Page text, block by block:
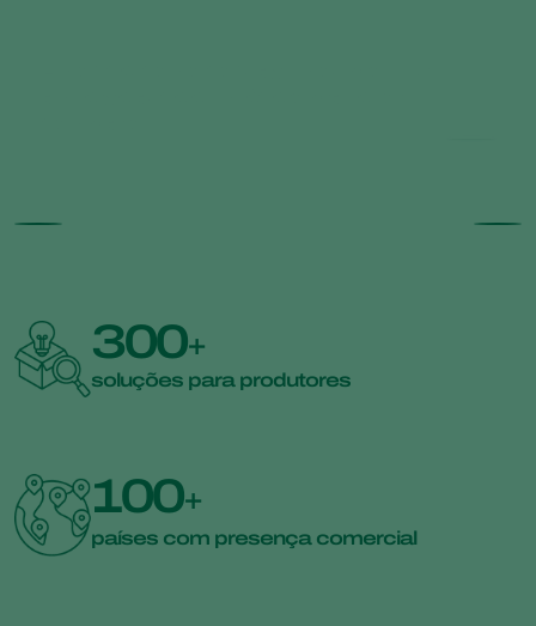
300+
soluções para produtores
100+
países com presença comercial